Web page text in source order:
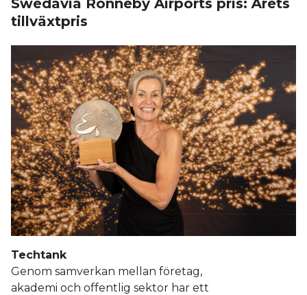
Swedavia Ronneby Airports pris: Årets
tillväxtpris
Techtank
Genom samverkan mellan företag,
akademi och offentlig sektor har ett